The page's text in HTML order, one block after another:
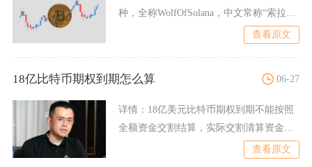
种，全称WolfOfSolana，中文常称“索拉纳
查看原文
18亿比特币期权到期怎么算 06-27
详情： 18亿美元比特币期权到期不能按照
全额资金交割结算，实际交割清算资金由
查看原文